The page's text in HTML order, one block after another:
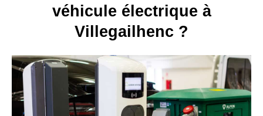
véhicule électrique à
Villegailhenc ?